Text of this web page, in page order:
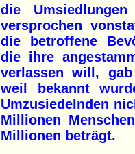
die
versprochen
die betroffene
die ihre
verlassen will,
weil bekannt
Umzusiedelnden
Millionen
Millionen beträgt.